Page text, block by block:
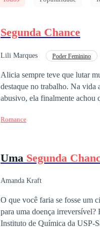
Segunda Chance
Lili Marques Poder Feminino
Alicia sempre teve que lutar
destaque no trabalho. Na vida
abusivo, ela finalmente achou
lhe resta é a melhor amiga
nova na vizinhança. A mulher
amar novamente? Alguém
Romance
Uma Segunda
Amanda Kraft
O que você faria se fosse um
Instituto de Química da USP-